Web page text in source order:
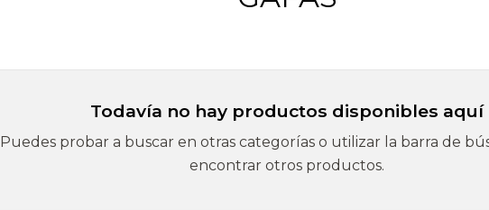
Todavía no hay productos disponibles aquí
Puedes probar a buscar en otras categorías o utilizar la barra de
encontrar otros productos.